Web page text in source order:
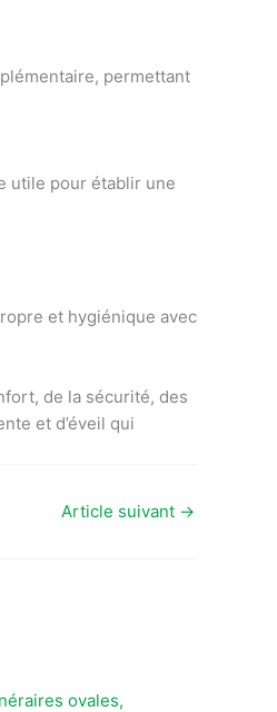
permettant
utile pour établir une
et hygiénique avec
de la sécurité, des
et d’éveil qui
Article suivant →